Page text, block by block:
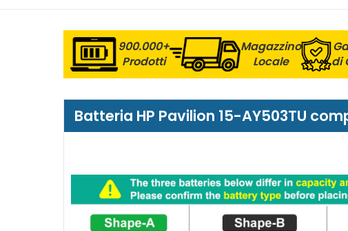
900.000+
Prodotti
Magazzino
Locale
di
Batteria HP Pavilion 15-AY503TU